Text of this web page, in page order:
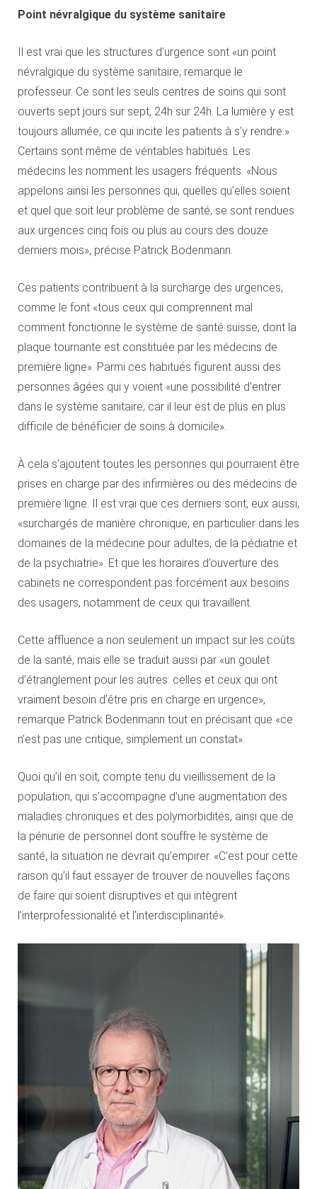
Point névralgique du système sanitaire
Il est vrai que les structures d’urgence sont «un point
névralgique du système sanitaire, remarque le
professeur. Ce sont les seuls centres de soins qui sont
ouverts sept jours sur sept, 24h sur 24h. La lumière y est
toujours allumée, ce qui incite les patients à s’y rendre.»
Certains sont même de véritables habitués. Les
médecins les nomment les usagers fréquents. «Nous
appelons ainsi les personnes qui, quelles qu’elles soient
et quel que soit leur problème de santé, se sont rendues
aux urgences cinq fois ou plus au cours des douze
derniers mois», précise Patrick Bodenmann.
Ces patients contribuent à la surcharge des urgences,
comme le font «tous ceux qui comprennent mal
comment fonctionne le système de santé suisse, dont la
plaque tournante est constituée par les médecins de
première ligne». Parmi ces habitués figurent aussi des
personnes âgées qui y voient «une possibilité d’entrer
dans le système sanitaire, car il leur est de plus en plus
difficile de bénéficier de soins à domicile».
À cela s’ajoutent toutes les personnes qui pourraient être
prises en charge par des infirmières ou des médecins de
première ligne. Il est vrai que ces derniers sont, eux aussi,
«surchargés de manière chronique, en particulier dans les
domaines de la médecine pour adultes, de la pédiatrie et
de la psychiatrie». Et que les horaires d’ouverture des
cabinets ne correspondent pas forcément aux besoins
des usagers, notamment de ceux qui travaillent.
Cette affluence a non seulement un impact sur les coûts
de la santé, mais elle se traduit aussi par «un goulet
d’étranglement pour les autres: celles et ceux qui ont
vraiment besoin d’être pris en charge en urgence»,
remarque Patrick Bodenmann tout en précisant que «ce
n’est pas une critique, simplement un constat».
Quoi qu’il en soit, compte tenu du vieillissement de la
population, qui s’accompagne d’une augmentation des
maladies chroniques et des polymorbidités, ainsi que de
la pénurie de personnel dont souffre le système de
santé, la situation ne devrait qu’empirer. «C’est pour cette
raison qu’il faut essayer de trouver de nouvelles façons
de faire qui soient disruptives et qui intègrent
l’interprofessionalité et l’interdisciplinarité».